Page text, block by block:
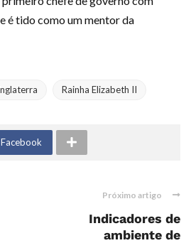
é tido como um mentor da
Rainha Elizabeth II
Próximo artigo
Indicadores de
ambiente de